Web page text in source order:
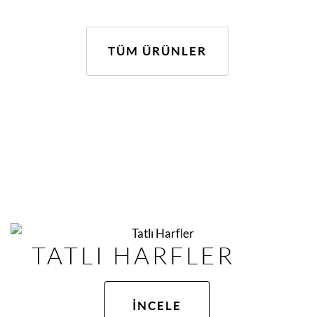
TÜM ÜRÜNLER
TATLI HARFLER
İNCELE